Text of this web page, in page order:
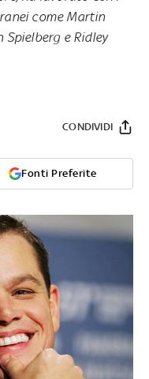
come Martin
Spielberg e Ridley
Fonti Preferite
CONDIVIDI